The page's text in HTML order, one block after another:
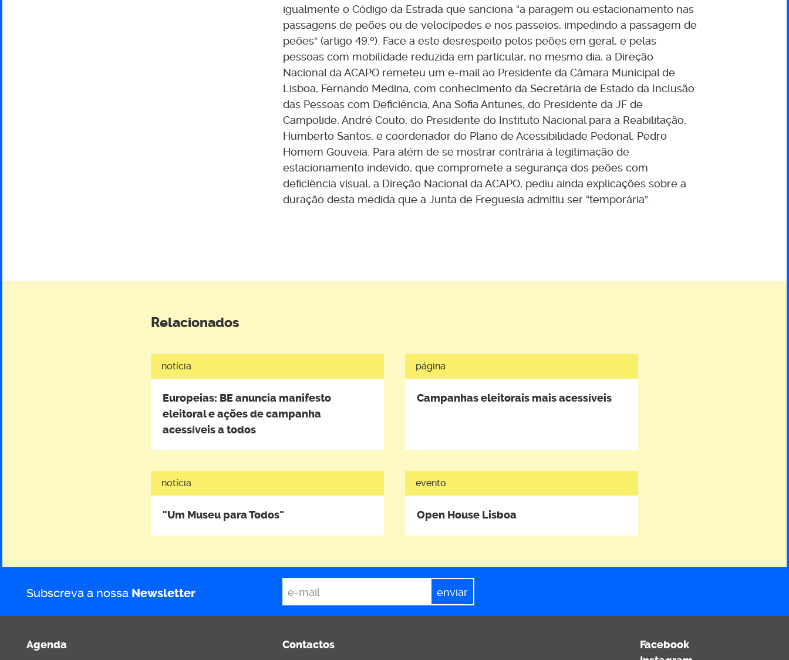
igualmente o Código da Estrada que sanciona “a paragem ou estacionamento nas
passagens de peões ou de velocípedes e nos passeios, impedindo a passagem de
peões” (artigo 49.º). Face a este desrespeito pelos peões em geral, e pelas
pessoas com mobilidade reduzida em particular, no mesmo dia, a Direção
Nacional da ACAPO remeteu um e-mail ao Presidente da Câmara Municipal de
Lisboa, Fernando Medina, com conhecimento da Secretária de Estado da Inclusão
das Pessoas com Deficiência, Ana Sofia Antunes, do Presidente da JF de
Campolide, André Couto, do Presidente do Instituto Nacional para a Reabilitação,
Humberto Santos, e coordenador do Plano de Acessibilidade Pedonal, Pedro
Homem Gouveia. Para além de se mostrar contrária à legitimação de
estacionamento indevido, que compromete a segurança dos peões com
deficiência visual, a Direção Nacional da ACAPO, pediu ainda explicações sobre a
duração desta medida que a Junta de Freguesia admitiu ser “temporária”.
Relacionados
notícia
Europeias: BE anuncia manifesto
eleitoral e ações de campanha
acessíveis a todos
página
Campanhas eleitorais mais acessíveis
notícia
"Um Museu para Todos"
evento
Open House Lisboa
Subscreva a nossa Newsletter *
Agenda Contactos
Facebook